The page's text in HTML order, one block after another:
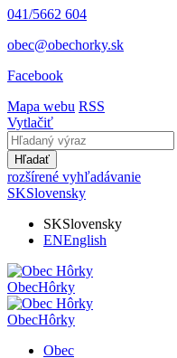
041/5662 604
obec@obechorky.sk
Facebook
Mapa webu RSS
Vytlačiť
Hľadať
rozšírené vyhľadávanie
SKSlovensky
SKSlovensky
ENEnglish
ObecHôrky
ObecHôrky
Obec